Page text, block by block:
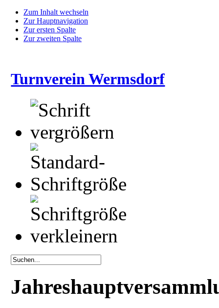
Zum Inhalt wechseln
Zur Hauptnavigation
Zur ersten Spalte
Zur zweiten Spalte
Turnverein Wermsdorf